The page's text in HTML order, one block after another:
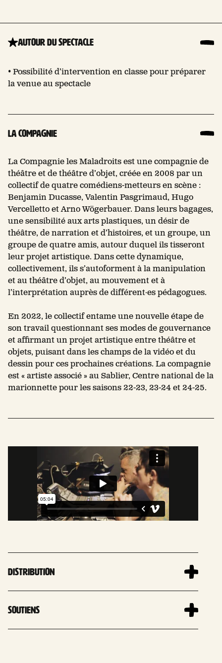
Autour du spectacle
• Possibilité d’intervention en classe pour préparer
la venue au spectacle
La compagnie
La Compagnie les Maladroits est une compagnie de
théâtre et de théâtre d’objet, créée en 2008 par un
collectif de quatre comédiens-metteurs en scène :
Benjamin Ducasse, Valentin Pasgrimaud, Hugo
Vercelletto et Arno Wögerbauer. Dans leurs bagages,
une sensibilité aux arts plastiques, un désir de
théâtre, de narration et d’histoires, et un groupe, un
groupe de quatre amis, autour duquel ils tisseront
leur projet artistique. Dans cette dynamique,
collectivement, ils s’autoforment à la manipulation
et au théâtre d’objet, au mouvement et à
l’interprétation auprès de différent·es pédagogues.
En 2022, le collectif entame une nouvelle étape de
son travail questionnant ses modes de gouvernance
et affirmant un projet artistique entre théâtre et
objets, puisant dans les champs de la vidéo et du
dessin pour ces prochaines créations. La compagnie
est « artiste associé » au Sablier, Centre national de la
marionnette pour les saisons 22-23, 23-24 et 24-25.
Distribution
Soutiens